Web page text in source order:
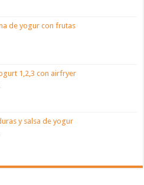
de yogur con frutas
1,2,3 con airfryer
y salsa de yogur